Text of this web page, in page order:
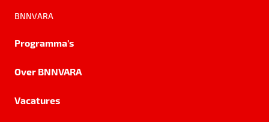
BNNVARA
Programma's
Over BNNVARA
Vacatures